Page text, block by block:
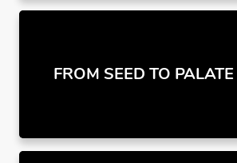
FROM SEED TO PALATE